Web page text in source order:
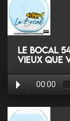
Le Bocal
vieux que
00:00